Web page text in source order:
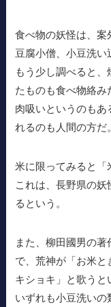
食べ物の妖怪は、案
豆腐小僧、小豆洗い
もう少し調べると
たものも食べ物絡み
肉吸いというのも
れるのも人間の方だ。
米に限ってみると「
これは、長野県の
るという。
また、柳田國男の
で、荒神が「お米と
キショキ」と歌うと
いずれも小豆洗いの